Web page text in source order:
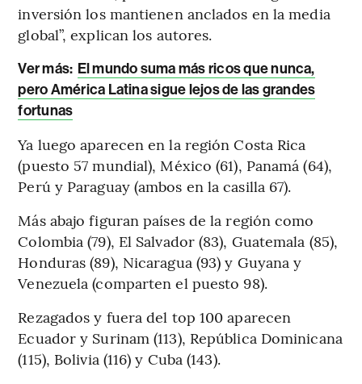
inversión los mantienen anclados en la media
global”, explican los autores.
Ver más: El mundo suma más ricos que nunca,
pero América Latina sigue lejos de las grandes
fortunas
Ya luego aparecen en la región Costa Rica
(puesto 57 mundial), México (61), Panamá (64),
Perú y Paraguay (ambos en la casilla 67).
Más abajo figuran países de la región como
Colombia (79), El Salvador (83), Guatemala (85),
Honduras (89), Nicaragua (93) y Guyana y
Venezuela (comparten el puesto 98).
Rezagados y fuera del top 100 aparecen
Ecuador y Surinam (113), República Dominicana
(115), Bolivia (116) y Cuba (143).